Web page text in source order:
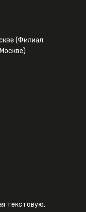
(Филиал
текстовую,